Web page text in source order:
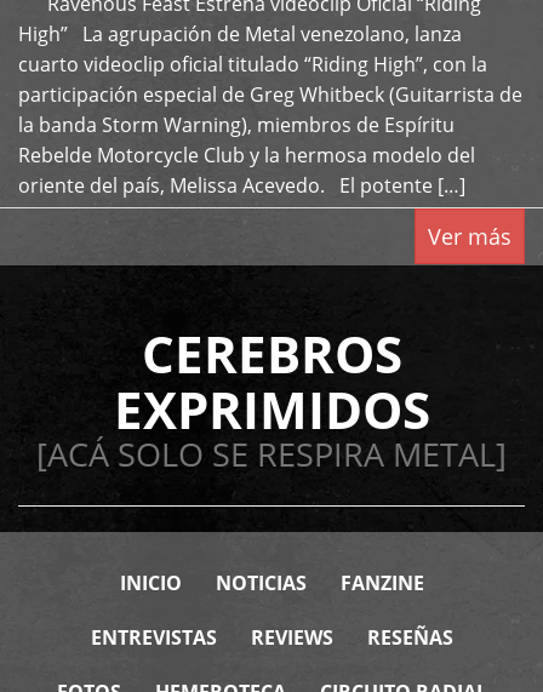
High” La agrupación de Metal venezolano, lanza
cuarto videoclip oficial titulado “Riding High”, con la
participación especial de Greg Whitbeck (Guitarrista de
la banda Storm Warning), miembros de Espíritu
Rebelde Motorcycle Club y la hermosa modelo del
oriente del país, Melissa Acevedo. El potente […]
Ver más
CEREBROS
EXPRIMIDOS
[ACÁ SOLO SE RESPIRA METAL]
INICIO NOTICIAS FANZINE
ENTREVISTAS REVIEWS RESEÑAS